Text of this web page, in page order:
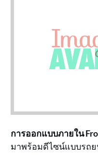
การออกแบบภายใน
มาพร้อมดีไซน์แบบรถ